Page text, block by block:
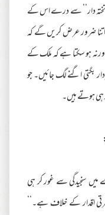
دار‘‘ سے درے اس کے
ضرور عرض کریں گے کہ
ہو سکتا ہے کہ ملک کے
بگتی اگنے لگ جائیں۔ جو
ہی ہوتے ہیں۔
میں سنجیدگی سے غور کر ہی
اقدار کے خلاف ہے۔‘‘